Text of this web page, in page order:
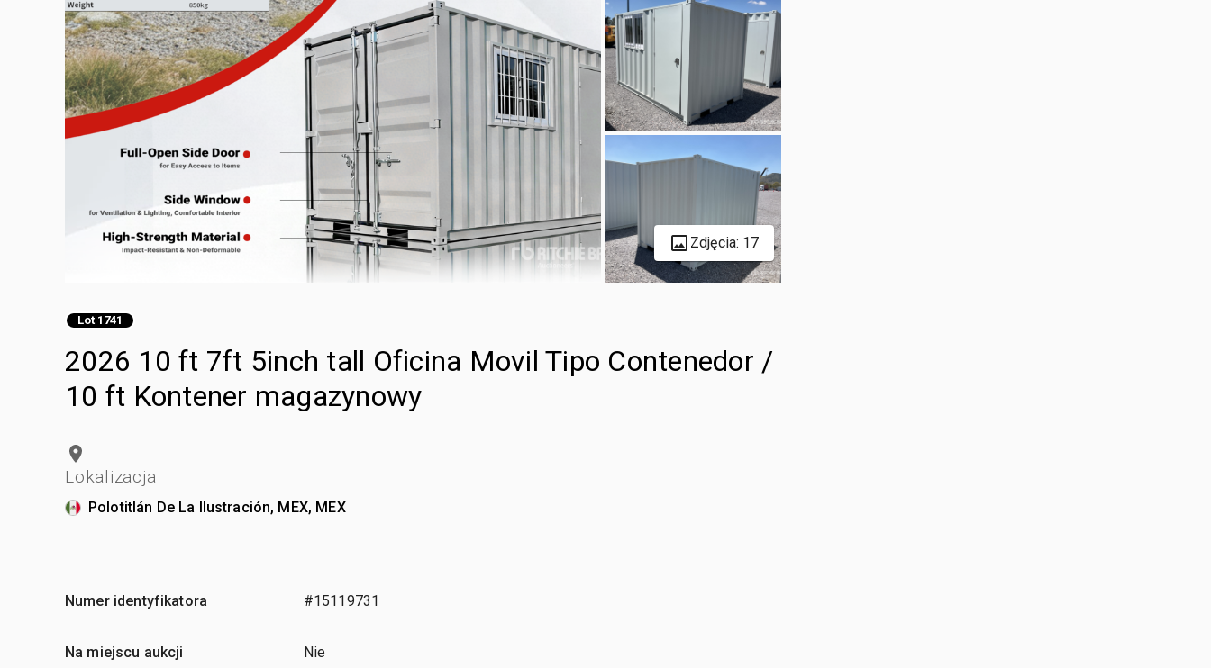
Zdjęcia: 17
Lot 1741
2026 10 ft 7ft 5inch tall Oficina Movil Tipo Contenedor /
10 ft Kontener magazynowy
Lokalizacja
Polotitlán De La Ilustración, MEX, MEX
Numer identyfikatora #15119731
Na miejscu aukcji Nie